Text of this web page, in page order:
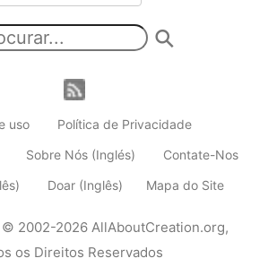
uso
Política de Privacidade
Sobre Nós (Inglés)
Contate-Nos
Doar (Inglês) Mapa do Site
© 2002-2026 AllAboutCreation.org,
os Direitos Reservados